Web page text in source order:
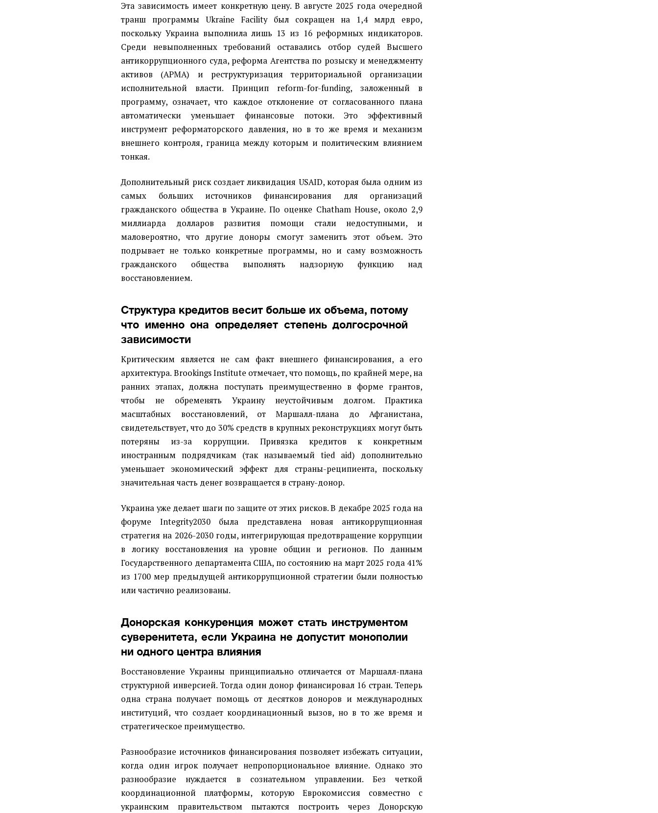
Эта зависимость имеет конкретную цену. В августе 2025 года очередной
транш программы Ukraine Facility был сокращен на 1,4 млрд евро,
поскольку Украина выполнила лишь 13 из 16 реформных индикаторов.
Среди невыполненных требований оставались отбор судей Высшего
антикоррупционного суда, реформа Агентства по розыску и менеджменту
активов (АРМА) и реструктуризация территориальной организации
исполнительной власти. Принцип reform-for-funding, заложенный в
программу, означает, что каждое отклонение от согласованного плана
автоматически уменьшает финансовые потоки. Это эффективный
инструмент реформаторского давления, но в то же время и механизм
внешнего контроля, граница между которым и политическим влиянием
тонкая.
Дополнительный риск создает ликвидация USAID, которая была одним из
самых больших источников финансирования для организаций
гражданского общества в Украине. По оценке Chatham House, около 2,9
миллиарда долларов развития помощи стали недоступными, и
маловероятно, что другие доноры смогут заменить этот объем. Это
подрывает не только конкретные программы, но и саму возможность
гражданского общества выполнять надзорную функцию над
восстановлением.
Структура кредитов весит больше их объема, потому
что именно она определяет степень долгосрочной
зависимости
Критическим является не сам факт внешнего финансирования, а его
архитектура. Brookings Institute отмечает, что помощь, по крайней мере, на
ранних этапах, должна поступать преимущественно в форме грантов,
чтобы не обременять Украину неустойчивым долгом. Практика
масштабных восстановлений, от Маршалл-плана до Афганистана,
свидетельствует, что до 30% средств в крупных реконструкциях могут быть
потеряны из-за коррупции. Привязка кредитов к конкретным
иностранным подрядчикам (так называемый tied aid) дополнительно
уменьшает экономический эффект для страны-реципиента, поскольку
значительная часть денег возвращается в страну-донор.
Украина уже делает шаги по защите от этих рисков. В декабре 2025 года на
форуме Integrity2030 была представлена новая антикоррупционная
стратегия на 2026-2030 годы, интегрирующая предотвращение коррупции
в логику восстановления на уровне общин и регионов. По данным
Государственного департамента США, по состоянию на март 2025 года 41%
из 1700 мер предыдущей антикоррупционной стратегии были полностью
или частично реализованы.
Донорская конкуренция может стать инструментом
суверенитета, если Украина не допустит монополии
ни одного центра влияния
Восстановление Украины принципиально отличается от Маршалл-плана
структурной инверсией. Тогда один донор финансировал 16 стран. Теперь
одна страна получает помощь от десятков доноров и международных
институций, что создает координационный вызов, но в то же время и
стратегическое преимущество.
Разнообразие источников финансирования позволяет избежать ситуации,
когда один игрок получает непропорциональное влияние. Однако это
разнообразие нуждается в сознательном управлении. Без четкой
координационной платформы, которую Еврокомиссия совместно с
украинским правительством пытаются построить через Донорскую